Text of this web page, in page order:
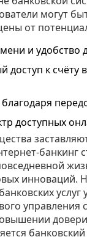
могут
от
и удобство
доступ к счёту
доступных
банкинг
инноваций.